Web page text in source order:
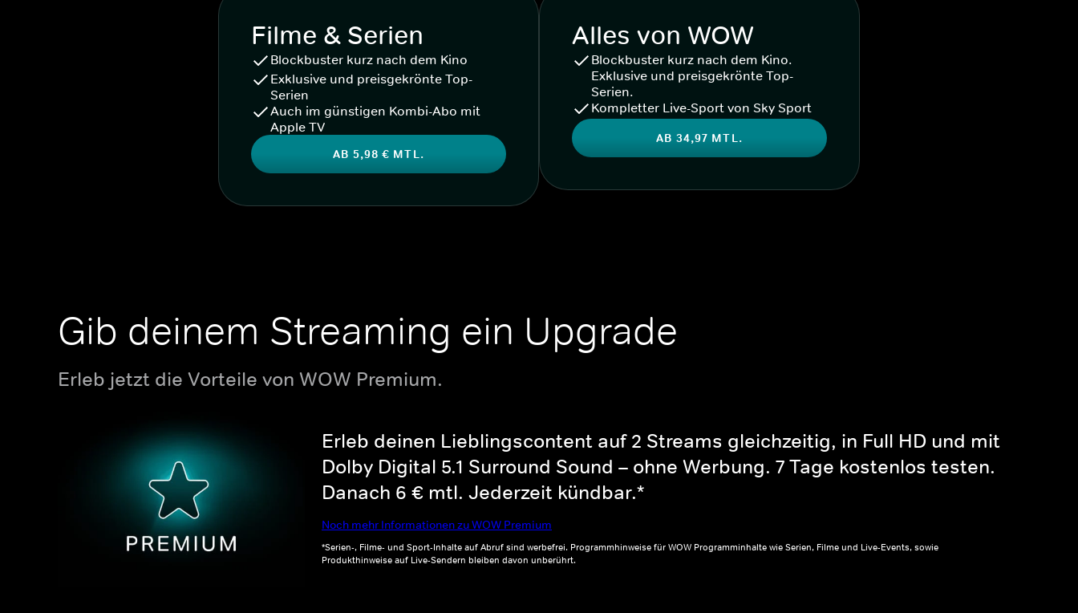
Filme & Serien
Blockbuster kurz nach dem Kino
Exklusive und preisgekrönte Top-
Serien
Auch im günstigen Kombi-Abo mit
Apple TV
AB 5,98 € MTL.
Alles von WOW
Blockbuster kurz nach dem Kino.
Exklusive und preisgekrönte Top-
Serien.
Kompletter Live-Sport von Sky Sport
AB 34,97 MTL.
Gib deinem Streaming ein Upgrade
Erleb jetzt die Vorteile von WOW Premium.
Erleb deinen Lieblingscontent auf 2 Streams gleichzeitig, in Full HD und mit
Dolby Digital 5.1 Surround Sound – ohne Werbung. 7 Tage kostenlos testen.
Danach 6 € mtl. Jederzeit kündbar.*
Noch mehr Informationen zu WOW Premium
*Serien-, Filme- und Sport-Inhalte auf Abruf sind werbefrei. Programmhinweise für WOW Programminhalte wie Serien, Filme und Live-Events, sowie
Produkthinweise auf Live-Sendern bleiben davon unberührt.